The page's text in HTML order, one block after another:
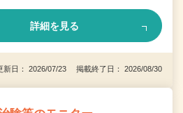
詳細を見る
新日： 2026/07/23 掲載終了日： 2026/08/30